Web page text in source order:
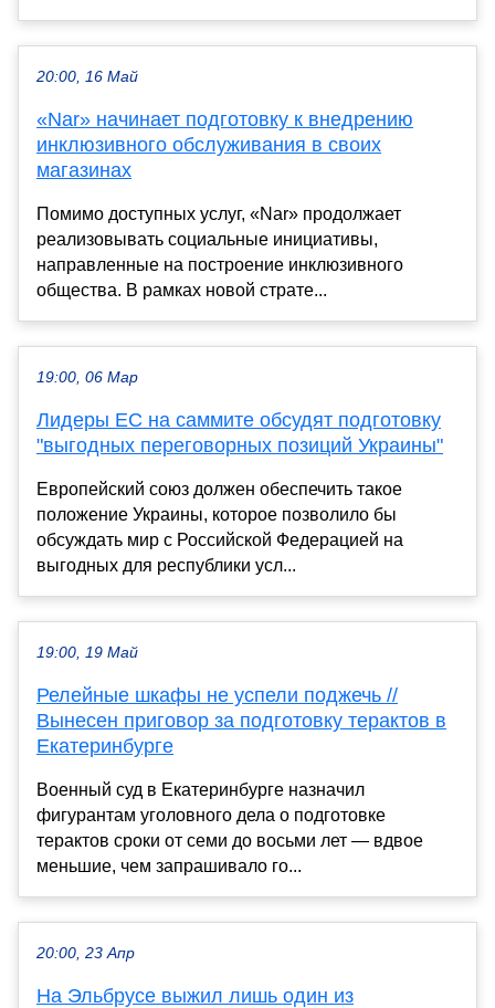
20:00, 16 Май
«Nar» начинает подготовку к внедрению
инклюзивного обслуживания в своих
магазинах
Помимо доступных услуг, «Nar» продолжает
реализовывать социальные инициативы,
направленные на построение инклюзивного
общества. В рамках новой страте...
19:00, 06 Мар
Лидеры ЕС на саммите обсудят подготовку
"выгодных переговорных позиций Украины"
Европейский союз должен обеспечить такое
положение Украины, которое позволило бы
обсуждать мир с Российской Федерацией на
выгодных для республики усл...
19:00, 19 Май
Релейные шкафы не успели поджечь //
Вынесен приговор за подготовку терактов в
Екатеринбурге
Военный суд в Екатеринбурге назначил
фигурантам уголовного дела о подготовке
терактов сроки от семи до восьми лет — вдвое
меньшие, чем запрашивало го...
20:00, 23 Апр
На Эльбрусе выжил лишь один из